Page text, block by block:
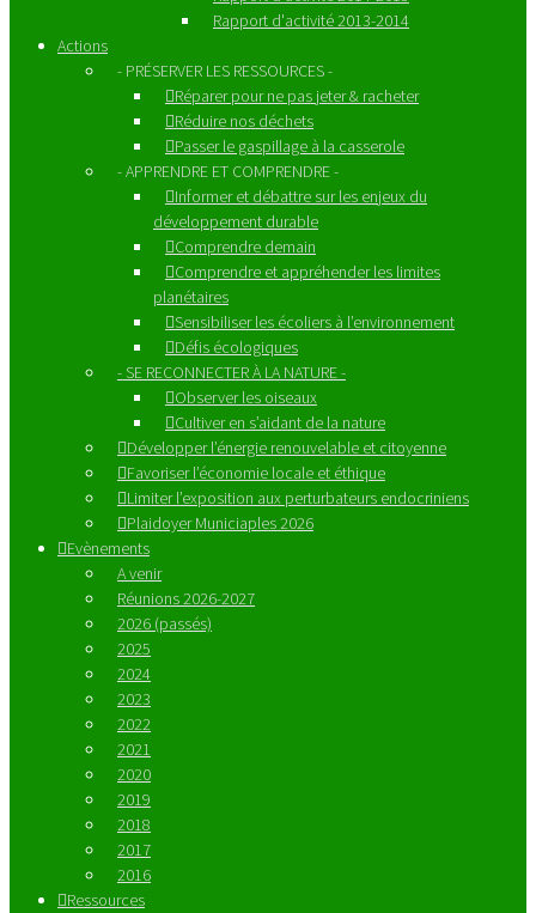
Rapport d'activité 2013-2014
Actions
- PRÉSERVER LES RESSOURCES -
Réparer pour ne pas jeter & racheter
Réduire nos déchets
Passer le gaspillage à la casserole
- APPRENDRE ET COMPRENDRE -
Informer et débattre sur les enjeux du
développement durable
Comprendre demain
Comprendre et appréhender les limites
planétaires
Sensibiliser les écoliers à l’environnement
Défis écologiques
- SE RECONNECTER À LA NATURE -
Observer les oiseaux
Cultiver en s’aidant de la nature
Développer l’énergie renouvelable et citoyenne
Favoriser l’économie locale et éthique
Limiter l’exposition aux perturbateurs endocriniens
Plaidoyer Municiaples 2026
Evènements
A venir
Réunions 2026-2027
2026 (passés)
2025
2024
2023
2022
2021
2020
2019
2018
2017
2016
Ressources